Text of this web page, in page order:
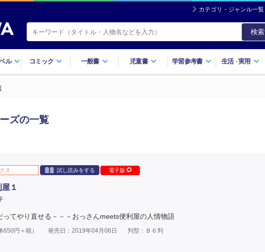
カテゴリ・ジャンル一覧
検索
ル コミック 一般書 児童書 学習参考書 生活・実用
ズの一覧
ス 試し読みをする 電子版
１
ってやり直せる－－－おっさんmeets便利屋の人情物語
650円＋税） 発売日：2019年04月08日 判型：Ｂ６判